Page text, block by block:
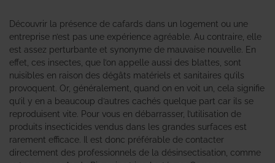
Découvrir la présence de cafards dans un logement ou une
entreprise n’est pas une expérience agréable. Au contraire, elle
est assez perturbante et synonyme de mauvaise nouvelle. En
effet, ces insectes, que l’on appelle aussi des blattes, sont
nuisibles en raison des dégâts matériels et sanitaires qu’ils
provoquent. Or, généralement, quand on en voit un, cela signifie
qu’il y en a beaucoup d’autres cachés quelque part car ils se
reproduisent vite. Pour vous en débarrasser, l’utilisation de
produits insecticides vendus dans les grandes surfaces est
rarement efficace. Il est donc préférable de contacter
directement des professionnels de la désinsectisation, comme